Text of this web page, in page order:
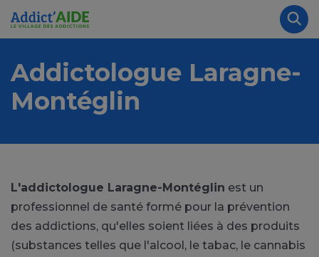
Aller au contenu principal
Addictologue Laragne-
Montéglin
L'addictologue Laragne-Montéglin est un
professionnel de santé formé pour la prévention
des addictions, qu'elles soient liées à des produits
(substances telles que l'alcool, le tabac, le cannabis
Panneau de gestion des cookies